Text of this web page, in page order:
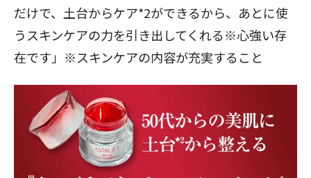
だけで、土台からケア*2ができるから、あとに使
うスキンケアの力を引き出してくれる※心強い存
在です」※スキンケアの内容が充実すること